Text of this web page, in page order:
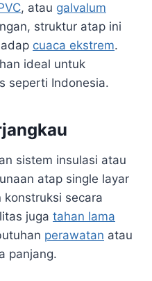
, atau galvalum
struktur atap ini
cuaca ekstrem.
ideal untuk
seperti Indonesia.
sistem insulasi atau
atap single layar
konstruksi secara
juga tahan lama
perawatan atau
panjang.